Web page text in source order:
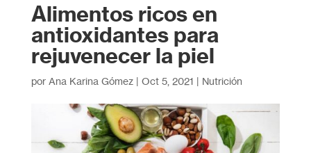
Alimentos ricos en
antioxidantes para
rejuvenecer la piel
por Ana Karina Gómez| Oct 5, 2021 | Nutrición